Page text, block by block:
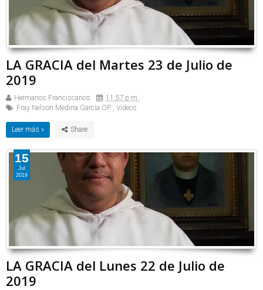
LA GRACIA del Martes 23 de Julio de
2019
Hermanos Franciscanos
11:57 p.m.
Fray Nelson Medina Garcia OP , Videos
Leer más »
LA GRACIA del Lunes 22 de Julio de
2019
15
Jul
2019